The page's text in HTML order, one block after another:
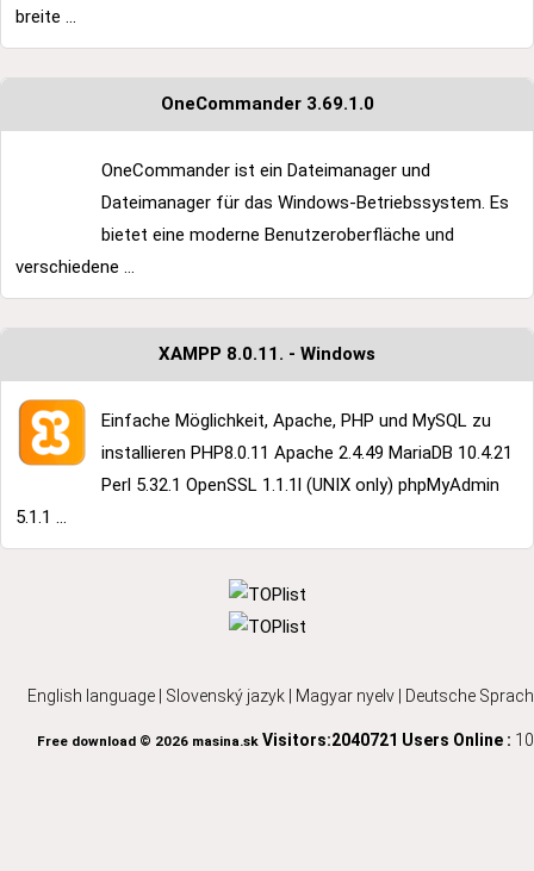
breite ...
OneCommander 3.69.1.0
OneCommander ist ein Dateimanager und
Dateimanager für das Windows-Betriebssystem. Es
bietet eine moderne Benutzeroberfläche und
verschiedene ...
XAMPP 8.0.11. - Windows
Einfache Möglichkeit, Apache, PHP und MySQL zu
installieren PHP8.0.11 Apache 2.4.49 MariaDB 10.4.21
Perl 5.32.1 OpenSSL 1.1.1l (UNIX only) phpMyAdmin
5.1.1 ...
English language Slovenský jazyk Magyar nyelv Deutsche
Free download © 2026 masina.skVisitors:2040721 Users Online : 10